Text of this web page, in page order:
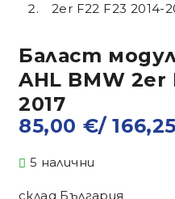
Баласт
AHL BMW 2er
2017
85,00 €/
5 налични
склад България